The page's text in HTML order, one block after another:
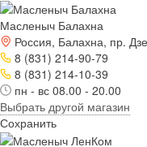
Масленыч Балахна
Россия, Балахна, пр.
8 (831) 214-90-79
8 (831) 214-10-39
пн - вс 08.00 - 20.00
Выбрать другой магазин
Сохранить